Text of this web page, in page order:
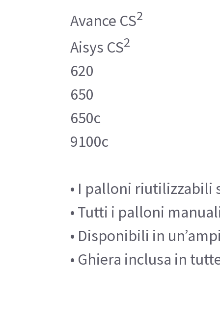
Avance CS2
Aisys CS2
620
650
650c
9100c
• I palloni riutilizzabili
• Tutti i palloni
• Disponibili in
• Ghiera inclusa in